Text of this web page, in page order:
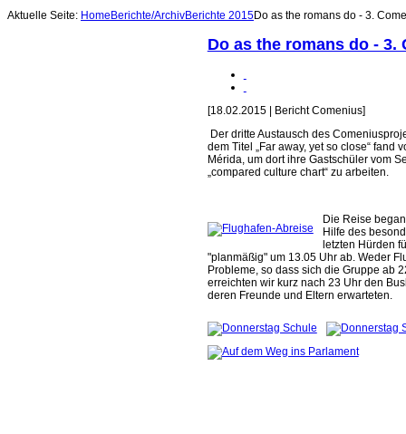
Aktuelle Seite: Home Berichte/ArchivBerichte 2015Do as the romans do - 3.
Do as the romans do -
[18.02.2015 | Bericht Comenius]
Der dritte Austausch des
dem Titel „Far away, yet so close“ fand
Mérida, um dort ihre Gastschüler vom
„compared culture chart“ zu arbeiten.
Die Reise
Hilfe des
letzten Hürden
"planmäßig" um 13.05 Uhr ab. Weder
Probleme, so dass sich die Gruppe ab
erreichten wir kurz nach 23 Uhr den
deren Freunde und Eltern erwarteten.